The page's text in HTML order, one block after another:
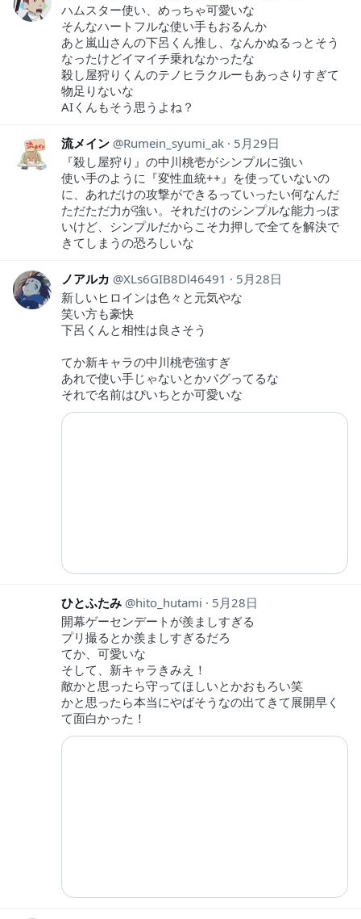
ハムスター使い、めっちゃ可愛いな
そんなハートフルな使い手もおるんか
あと嵐山さんの下呂くん推し、なんかぬるっとそう
なったけどイマイチ乗れなかったな
殺し屋狩りくんのテノヒラクルーもあっさりすぎて
物足りないな
AIくんもそう思うよね？
流メイン Rumein_syumi_ak
5月29日
『殺し屋狩り』の中川桃壱がシンプルに強い
使い手のように『変性血統++』を使っていないの
に、あれだけの攻撃ができるっていったい何なんだ
ただただ力が強い。それだけのシンプルな能力っぽ
いけど、シンプルだからこそ力押しで全てを解決で
きてしまうの恐ろしいな
ノアルカ XLs6GIB8Dl46491
5月28日
新しいヒロインは色々と元気やな
笑い方も豪快
下呂くんと相性は良さそう
てか新キャラの中川桃壱強すぎ
あれで使い手じゃないとかバグってるな
それで名前はぴいちとか可愛いな
ひとふたみ hito_hutami
5月28日
開幕ゲーセンデートが羨ましすぎる
プリ撮るとか羨ましすぎるだろ
てか、可愛いな
そして、新キャラきみえ！
敵かと思ったら守ってほしいとかおもろい笑
かと思ったら本当にやばそうなの出てきて展開早く
て面白かった！